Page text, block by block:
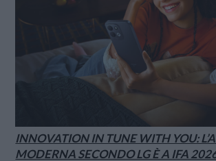
INNOVATION IN TUNE WITH YOU:
MODERNA SECONDO LG È A IFA